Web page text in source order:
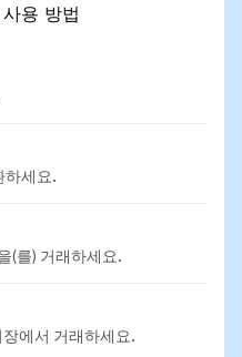
용 방법
하세요.
(를) 거래하세요.
에서 거래하세요.